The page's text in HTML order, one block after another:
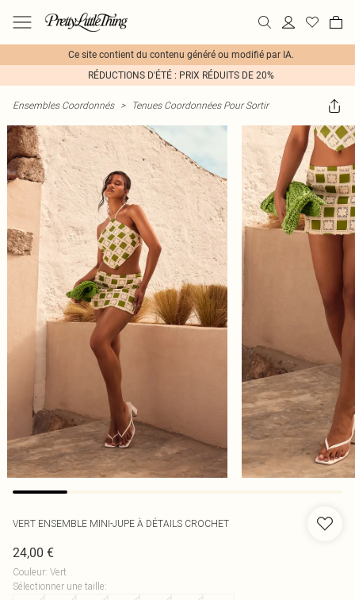
Ce site contient du contenu généré ou modifié par IA.
RÉDUCTIONS D'ÉTÉ : PRIX RÉDUITS DE 20%
Ensembles Coordonnés > Tenues Coordonnées Pour Sortir
VERT ENSEMBLE MINI-JUPE À DÉTAILS CROCHET
24,00 €
Couleur: Vert
Sélectionner une taille: